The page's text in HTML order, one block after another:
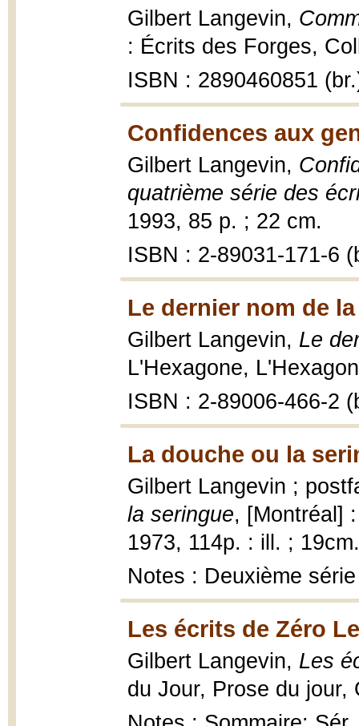
Gilbert Langevin,
: Écrits des Forges,
ISBN : 2890460851
Confidences aux
Gilbert Langevin,
quatrième série des
1993, 85 p. ; 22 cm.
ISBN : 2-89031-171-6
Le dernier nom de
Gilbert Langevin, Le
L'Hexagone,
ISBN : 2-89006-466-2
La douche ou la
Gilbert Langevin ;
la seringue, [Montréal]
1973, 114p. : ill. ; 19cm.
Notes : Deuxième
Les écrits de Zéro
Gilbert Langevin, Les
du Jour, Prose du jour,